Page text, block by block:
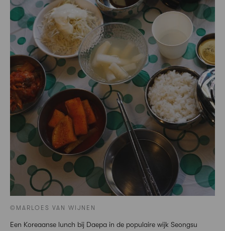
©MARLOES VAN WIJNEN
Een Koreaanse lunch bij Daepa in de populaire wijk Seongsu